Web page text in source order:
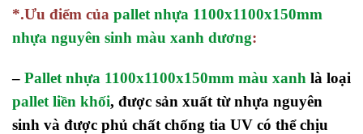
*.Ưu điểm của pallet nhựa 1100x1100x150mm
nhựa nguyên sinh màu xanh dương:
– Pallet nhựa 1100x1100x150mm màu xanh là loại
pallet liền khối, được sản xuất từ nhựa nguyên
sinh và được phủ chất chống tia UV có thể chịu